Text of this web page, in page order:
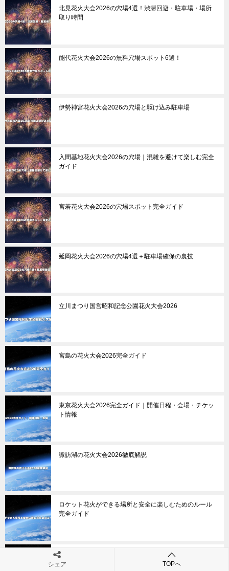
北見花火大会2026の穴場4選！渋滞回避・駐車場・場所
取り時間
能代花火大会2026の無料穴場スポット6選！
伊勢神宮花火大会2026の穴場と駆け込み駐車場
入間基地花火大会2026の穴場｜混雑を避けて楽しむ完全
ガイド
宮若花火大会2026の穴場スポット完全ガイド
延岡花火大会2026の穴場4選＋駐車場確保の裏技
立川まつり国営昭和記念公園花火大会2026
宮島の花火大会2026完全ガイド
東京花火大会2026完全ガイド｜開催日程・会場・チケッ
ト情報
諏訪湖の花火大会2026徹底解説
ロケット花火ができる場所と安全に楽しむためのルール
完全ガイド
花火が彩る映画おすすめガイド｜感動の名作から最新作
まで
シェア TOPへ